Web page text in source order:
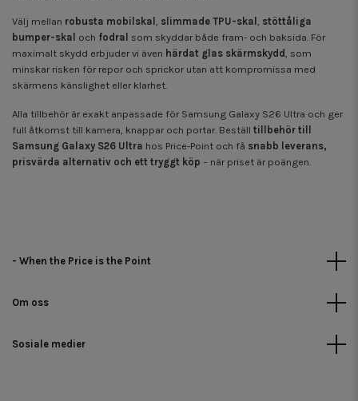
Välj mellan robusta mobilskal , slimmade TPU-skal , stöttåliga
bumper-skal och fodral som skyddar både fram- och baksida. För
maximalt skydd erbjuder vi även härdat glas skärmskydd, som
minskar risken för repor och sprickor utan att kompromissa med
skärmens känslighet eller klarhet.
Alla tillbehör är exakt anpassade för Samsung Galaxy S26 Ultra och ger
full åtkomst till kamera, knappar och portar. Beställ tillbehör till
Samsung Galaxy S26 Ultra hos Price-Point och få snabb leverans,
prisvärda alternativ och ett tryggt köp – när priset är poängen.
- When the Price is the Point
Om oss
Sosiale medier